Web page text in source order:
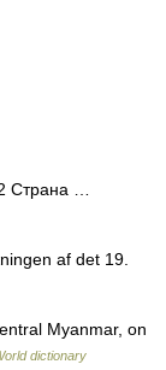
Страна …
af det 19.
Myanmar, on
dictionary